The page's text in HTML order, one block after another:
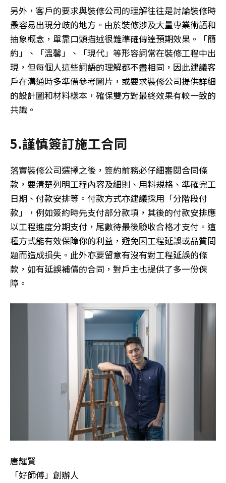
另外，客戶的要求與裝修公司的理解往往是討論裝修時
最容易出現分歧的地方。由於裝修涉及大量專業術語和
抽象概念，單靠口頭描述很難準確傳達預期效果。「簡
約」、「溫馨」、「現代」等形容詞常在裝修工程中出
現，但每個人這些詞語的理解都不盡相同，因此建議客
戶在溝通時多準備參考圖片，或要求裝修公司提供詳細
的設計圖和材料樣本，確保雙方對最終效果有較一致的
共識。
5.謹慎簽訂施工合同
落實裝修公司選擇之後，簽約前務必仔細審閱合同條
款，要清楚列明工程內容及細則、用料規格、準確完工
日期、付款安排等。付款方式亦建議採用「分階段付
款」，例如簽約時先支付部分款項，其後的付款安排應
以工程進度分期支付，尾數待最後驗收合格才支付。這
種方式能有效保障你的利益，避免因工程延誤或品質問
題而造成損失。此外亦要留意有沒有對工程延誤的條
款，如有延誤補償的合同，對戶主也提供了多一份保
障。
唐耀賢
「好師傅」創辦人